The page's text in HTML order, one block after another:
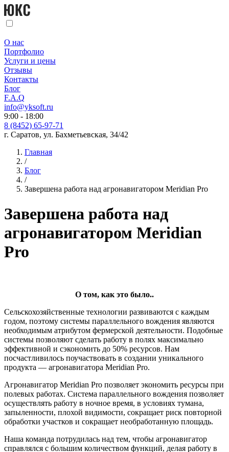
О нас
Портфолио
Услуги и цены
Отзывы
Контакты
Блог
F.A.Q
info@yksoft.ru
9:00 - 18:00
8 (8452) 65-97-71
г. Саратов, ул. Бахметьевская, 34/42
Главная
/
Блог
/
Завершена работа над агронавигатором Meridian Pro
Завершена работа над
агронавигатором Meridian
Pro
О том, как это было..
Сельскохозяйственные технологии развиваются с каждым
годом, поэтому системы параллельного вождения являются
необходимым атрибутом фермерской деятельности. Подобные
системы позволяют сделать работу в полях максимально
эффективной и сэкономить до 50% ресурсов. Нам
посчастливилось поучаствовать в создании уникального
продукта — агронавигатора Meridian Pro.
Агронавигатор Meridian Pro позволяет экономить ресурсы при
полевых работах. Система параллельного вождения позволяет
осуществлять работу в ночное время, в условиях тумана,
запыленности, плохой видимости, сокращает риск повторной
обработки участков и сокращает необработанную площадь.
Наша команда потрудилась над тем, чтобы агронавигатор
справлялся с большим количеством функций, делая работу в